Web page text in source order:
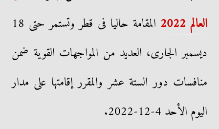
العالم 2022
المقامة حاليا فى قطر وتستمر حتى 18
ديسمبر الجارى، العديد من المواجهات القوية ضمن
منافسات دور الستة عشر والمقرر إقامتها على مدار
اليوم الأحد 4-12-2022.